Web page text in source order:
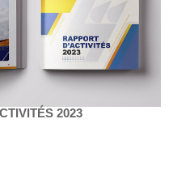
2023